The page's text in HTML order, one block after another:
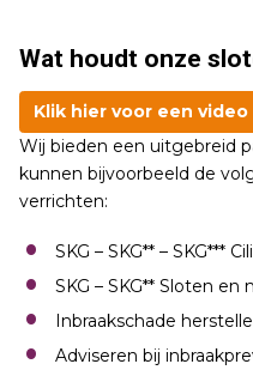
Wat houdt onze
Klik hier voor een video
Wij bieden een uitgebreid
kunnen bijvoorbeeld de
verrichten:
SKG – SKG** – SKG***
SKG – SKG** Sloten
Inbraakschade
Adviseren bij